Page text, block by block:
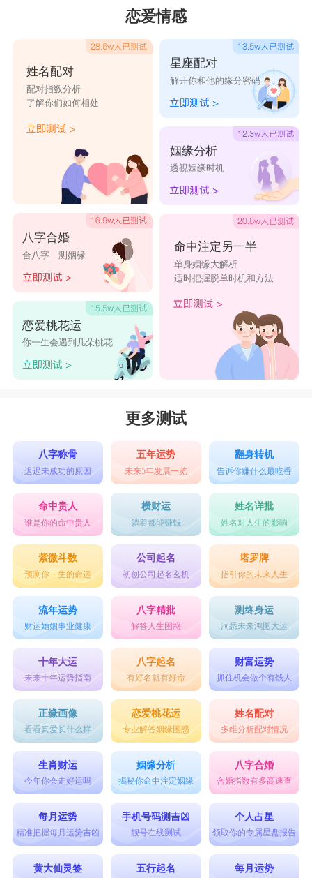
在2024年怎么样?特别是在上半年，属猴女性的投
资运势比较好，可以在风险可控的情况下适当加大
投资力度。不过在投资理财时要注意风险控制，不
要过于冒险，否则可能会带来财务上的损失。2024
年对于80年属猴女命的健康状况来说，整体上比较
平稳，但也需要注意保持健康的生活方式。
2024年对于80年属猴女命来说，感情运势比较
平稳。已婚的属猴女性在家庭生活中可能会面临一
些小的矛盾和争吵，但这些问题都可以通过沟通和
妥协得到解决。而未婚的属猴女性则需要注意身边
的异性朋友，不要轻易陷入感情纠葛中，保持理性
1980年2024年的猴是百年难遇：每月运势分析
1月份
在2024年的第一个月份里，属猴人可能会面临
财运方面可能稍有起伏，建议控制好支出，避免不
必要的花费。事业上需谨慎行事，避免冲动和决策
上的错误。
2月份
2月份对属猴人来说是一个适合调整状态和规
划未来的好时机。感情生活可能会有一些波折，需
要多沟通和理解对方。健康方面需要注意保持良好
的作息和饮食习惯，避免过度劳累和压力过大。
3月份
在3月份，属猴人的工作和事业可能会有一些
新的机会出现，需要抓住机会勇敢前行。财运方面
可能会有所提升，但也要注意理财规划和投资风
险。与家人和朋友的关系需要多加维护和沟通。
4月份
4月份可能是一个工作压力较大的月份，需要
保持耐心和坚持，不要轻言放弃。财运方面要谨慎
理财，避免投资风险和意气用事。在健康方面要注
意保持规律的生活作息和饮食习惯，避免过度劳
累。
恋爱情感
姓名配对
配对指数分析
了解你们如何相处
八字合婚
合八字，测姻缘
恋爱桃花运
你一生会遇到几朵桃花
星座配对
解开你和他的缘分密码
姻缘分析
透视姻缘时机
命中注定另一半
单身姻缘大解析
适时把握脱单时机和方法
更多测试
八字称骨
迟迟未成功的原因
五年运势
未来5年发展一览
翻身转机
告诉你赚什么最吃香
命中贵人
谁是你的命中贵人
横财运
躺着都能赚钱
姓名详批
姓名对人生的影响
紫微斗数
预测你一生的命运
公司起名
初创公司起名玄机
塔罗牌
指引你的未来人生
流年运势
财运婚姻事业健康
八字精批
解答人生困惑
测终身运
洞悉未来鸿图大运
十年大运
未来十年运势指南
八字起名
有好名就有好命
财富运势
抓住机会做个有钱人
正缘画像
看看真爱长什么样
恋爱桃花运
专业解答姻缘困惑
姓名配对
多维分析配对情况
生肖财运
今年你会走好运吗
姻缘分析
揭秘你命中注定姻缘
八字合婚
合婚指数有多高速查
每月运势
精准把握每月运势吉凶
手机号码测吉凶
靓号在线测试
个人占星
领取你的专属星盘报告
黄大仙灵签 五行起名 每月运势